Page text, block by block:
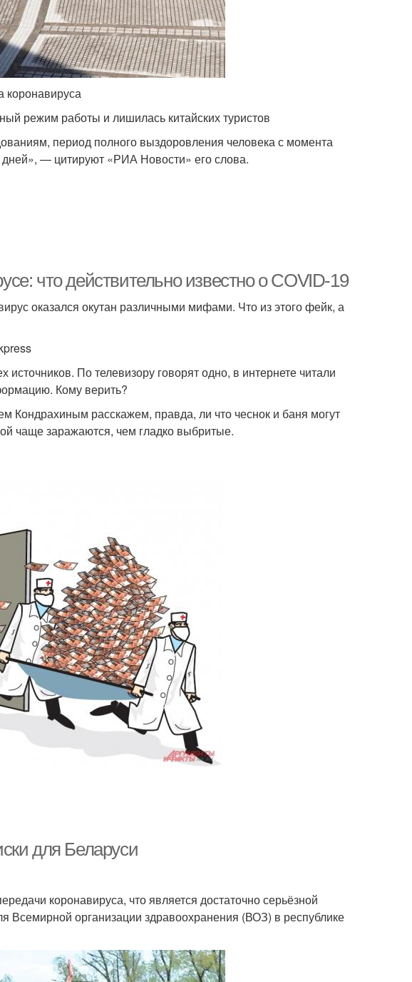
коронавируса
режим работы и лишилась китайских туристов
период полного выздоровления человека с момента
— цитируют «РИА Новости» его слова.
что действительно известно о COVID-19
оказался окутан различными мифами. Что из этого фейк, а
По телевизору говорят одно, в интернете читали
Кому верить?
Кондрахиным расскажем, правда, ли что чеснок и баня могут
чаще заражаются, чем гладко выбритые.
для Беларуси
коронавируса, что является достаточно серьёзной
Всемирной организации здравоохранения (ВОЗ) в республике